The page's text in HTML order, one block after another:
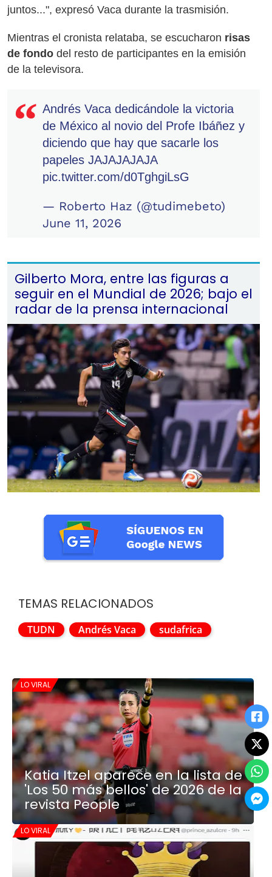
juntos...", expresó Vaca durante la trasmisión.
Mientras el cronista relataba, se escucharon risas
de fondo del resto de participantes en la emisión
de la televisora.
Andrés Vaca dedicándole la victoria
de México al novio del Profe Ibáñez y
diciendo que hay que sacarle los
papeles JAJAJAJAJA
pic.twitter.com/d0TghgiLsG
— Roberto Haz (@tudimebeto)
June 11, 2026
Gilberto Mora, entre las figuras a
seguir en el Mundial de 2026; bajo el
radar de la prensa internacional
TEMAS RELACIONADOS
TUDN Andrés Vaca sudafrica
LO VIRAL
Katia Itzel aparece en la lista de
'Los 50 más bellos' de 2026 de la
revista People
LO VIRAL